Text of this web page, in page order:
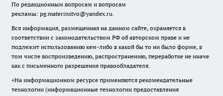
По редакционным вопросам и вопросам
рекламы: pg.materinstvo@yandex.ru.
Вся информация, размещенная на данном сайте, охраняется в
соответствии с законодательством РФ об авторском праве и не
подлежит использованию кем-либо в какой бы то ни было форме, в
том числе воспроизведению, распространению, переработке не иначе
как с письменного разрешения правообладателя.
«На информационном ресурсе применяются рекомендательные
технологии (информационные технологии предоставления